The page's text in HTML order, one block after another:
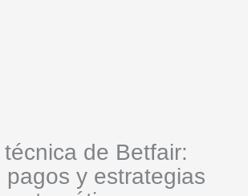
de Betfair:
pagos y estrategias